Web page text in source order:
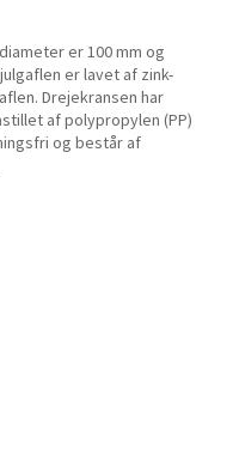
er 100 mm og
er lavet af zink-
Drejekransen har
af polypropylen (PP)
og består af